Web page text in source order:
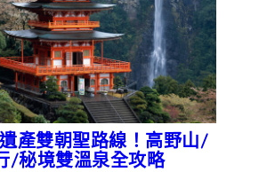
產雙朝聖路線！高野山/
/秘境雙溫泉全攻略